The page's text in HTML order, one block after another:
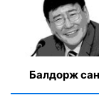
Балдорж сан